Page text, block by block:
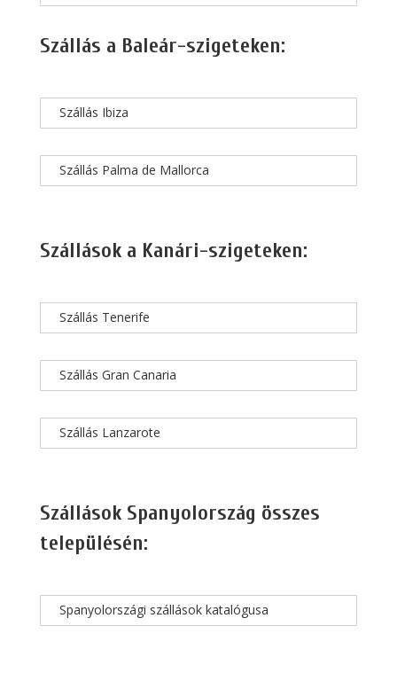
Szállás a Baleár-szigeteken:
Szállás Ibiza
Szállás Palma de Mallorca
Szállások a Kanári-szigeteken:
Szállás Tenerife
Szállás Gran Canaria
Szállás Lanzarote
Szállások Spanyolország összes
településén:
Spanyolországi szállások katalógusa